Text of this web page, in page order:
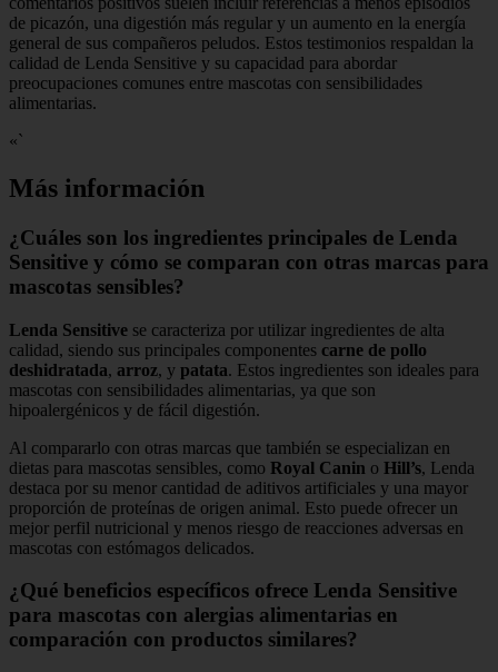
de picazón, una digestión más regular y un aumento en la energía
general de sus compañeros peludos. Estos testimonios respaldan la
calidad de Lenda Sensitive y su capacidad para abordar
preocupaciones comunes entre mascotas con sensibilidades
alimentarias.
«`
Más información
¿Cuáles son los ingredientes principales de Lenda
Sensitive y cómo se comparan con otras marcas para
mascotas sensibles?
Lenda Sensitive se caracteriza por utilizar ingredientes de alta
calidad, siendo sus principales componentes carne de pollo
deshidratada, arroz, y patata. Estos ingredientes son ideales para
mascotas con sensibilidades alimentarias, ya que son
hipoalergénicos y de fácil digestión.
Al compararlo con otras marcas que también se especializan en
dietas para mascotas sensibles, como Royal Canin o Hill’s, Lenda
destaca por su menor cantidad de aditivos artificiales y una mayor
proporción de proteínas de origen animal. Esto puede ofrecer un
mejor perfil nutricional y menos riesgo de reacciones adversas en
mascotas con estómagos delicados.
¿Qué beneficios específicos ofrece Lenda Sensitive
para mascotas con alergias alimentarias en
comparación con productos similares?